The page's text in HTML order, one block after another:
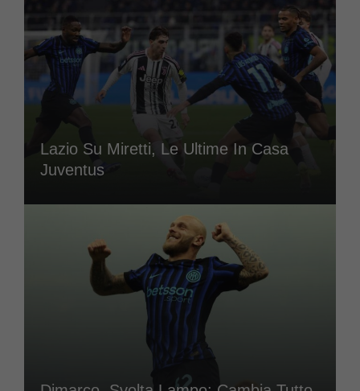
Lazio Su Miretti, Le Ultime In Casa
Juventus